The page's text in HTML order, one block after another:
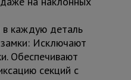
в каждую деталь
Исключают
Обеспечивают
секций с